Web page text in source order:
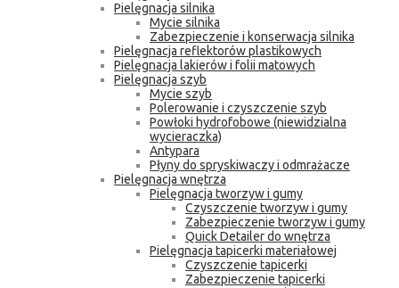
Pielęgnacja silnika
Mycie silnika
Zabezpieczenie i konserwacja silnika
Pielęgnacja reflektorów plastikowych
Pielęgnacja lakierów i folii matowych
Pielęgnacja szyb
Mycie szyb
Polerowanie i czyszczenie szyb
Powłoki hydrofobowe (niewidzialna
wycieraczka)
Antypara
Płyny do spryskiwaczy i odmrażacze
Pielęgnacja wnętrza
Pielęgnacja tworzyw i gumy
Czyszczenie tworzyw i gumy
Zabezpieczenie tworzyw i gumy
Quick Detailer do wnętrza
Pielęgnacja tapicerki materiałowej
Czyszczenie tapicerki
Zabezpieczenie tapicerki